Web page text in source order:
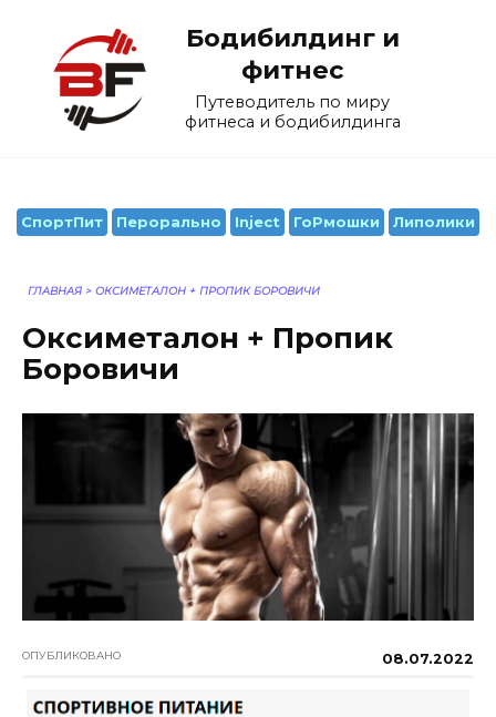
содержанию
Бодибилдинг и
фитнес
Путеводитель по миру
фитнеса и бодибилдинга
СпортПит Перорально Inject ГоРмошки Липолики
ГЛАВНАЯ > ОКСИМЕТАЛОН + ПРОПИК БОРОВИЧИ
Оксиметалон + Пропик
Боровичи
ОПУБЛИКОВАНО 08.07.2022